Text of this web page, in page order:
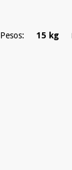
Pesos: 15 kg